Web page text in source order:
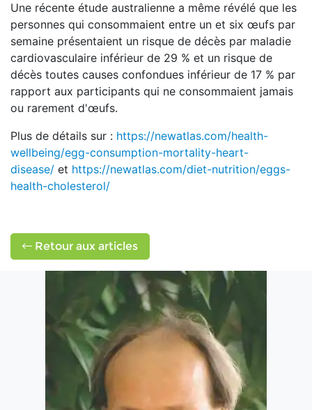
Une récente étude australienne a même révélé que les
personnes qui consommaient entre un et six œufs par
semaine présentaient un risque de décès par maladie
cardiovasculaire inférieur de 29 % et un risque de
décès toutes causes confondues inférieur de 17 % par
rapport aux participants qui ne consommaient jamais
ou rarement d'œufs.
Plus de détails sur : https://newatlas.com/health-
wellbeing/egg-consumption-mortality-heart-
disease/ et https://newatlas.com/diet-nutrition/eggs-
health-cholesterol/
Retour aux articles